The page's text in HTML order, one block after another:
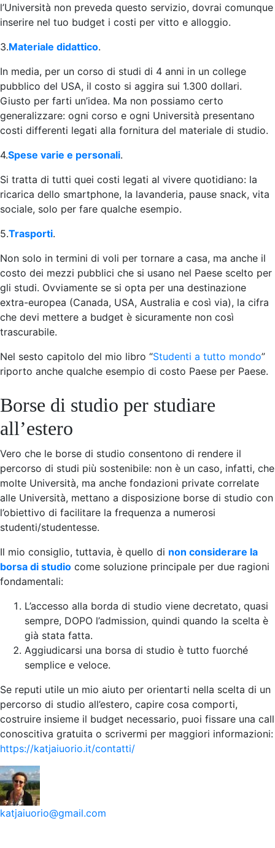
l’Università non preveda questo servizio, dovrai comunque
inserire nel tuo budget i costi per vitto e alloggio.
3.Materiale didattico.
In media, per un corso di studi di 4 anni in un college
pubblico del USA, il costo si aggira sui 1.300 dollari.
Giusto per farti un’idea. Ma non possiamo certo
generalizzare: ogni corso e ogni Università presentano
costi differenti legati alla fornitura del materiale di studio.
4.Spese varie e personali.
Si tratta di tutti quei costi legati al vivere quotidiano: la
ricarica dello smartphone, la lavanderia, pause snack, vita
sociale, solo per fare qualche esempio.
5.Trasporti.
Non solo in termini di voli per tornare a casa, ma anche il
costo dei mezzi pubblici che si usano nel Paese scelto per
gli studi. Ovviamente se si opta per una destinazione
extra-europea (Canada, USA, Australia e così via), la cifra
che devi mettere a budget è sicuramente non così
trascurabile.
Nel sesto capitolo del mio libro “Studenti a tutto mondo”
riporto anche qualche esempio di costo Paese per Paese.
Borse di studio per studiare
all’estero
Vero che le borse di studio consentono di rendere il
percorso di studi più sostenibile: non è un caso, infatti, che
molte Università, ma anche fondazioni private correlate
alle Università, mettano a disposizione borse di studio con
l’obiettivo di facilitare la frequenza a numerosi
studenti/studentesse.
Il mio consiglio, tuttavia, è quello di non considerare la
borsa di studio come soluzione principale per due ragioni
fondamentali:
L’accesso alla borda di studio viene decretato, quasi
sempre, DOPO l’admission, quindi quando la scelta è
già stata fatta.
Aggiudicarsi una borsa di studio è tutto fuorché
semplice e veloce.
Se reputi utile un mio aiuto per orientarti nella scelta di un
percorso di studio all’estero, capire cosa comporti,
costruire insieme il budget necessario, puoi fissare una call
conoscitiva gratuita o scrivermi per maggiori informazioni:
https://katjaiuorio.it/contatti/
katjaiuorio@gmail.com